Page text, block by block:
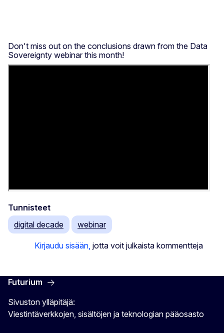
Don't miss out on the conclusions drawn from the Data
Sovereignty webinar this month!
Tunnisteet
digital decade
webinar
Kirjaudu sisään, jotta voit julkaista kommentteja
Futurium
Sivuston ylläpitäjä:
Viestintäverkkojen, sisältöjen ja teknologian pääosasto